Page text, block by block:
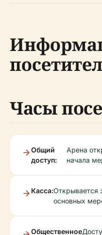
Часы
Общий
доступ:
Арена
начала
Касса:Открывается
основных
Общественное